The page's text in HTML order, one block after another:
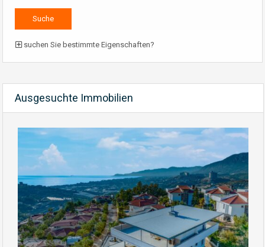
suchen Sie bestimmte Eigenschaften?
Ausgesuchte Immobilien